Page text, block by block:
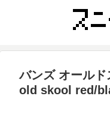
バンズ オール
old skool red/